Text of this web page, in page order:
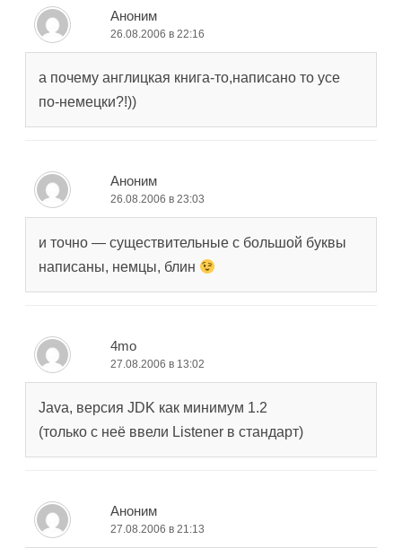
Аноним
26.08.2006 в 22:16
а почему англицкая книга-то,написано то усе
по-немецки?!))
Аноним
26.08.2006 в 23:03
и точно — существительные с большой буквы
написаны, немцы, блин
4mo
27.08.2006 в 13:02
Java, версия JDK как минимум 1.2
(только с неё ввели Listener в стандарт)
Аноним
27.08.2006 в 21:13